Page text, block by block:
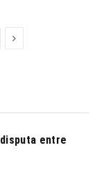
Proximo
entre